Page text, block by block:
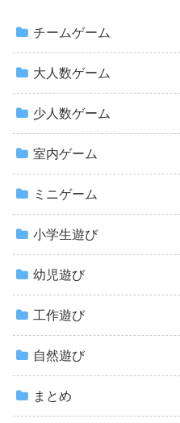
チームゲーム
大人数ゲーム
少人数ゲーム
室内ゲーム
ミニゲーム
小学生遊び
幼児遊び
工作遊び
自然遊び
まとめ